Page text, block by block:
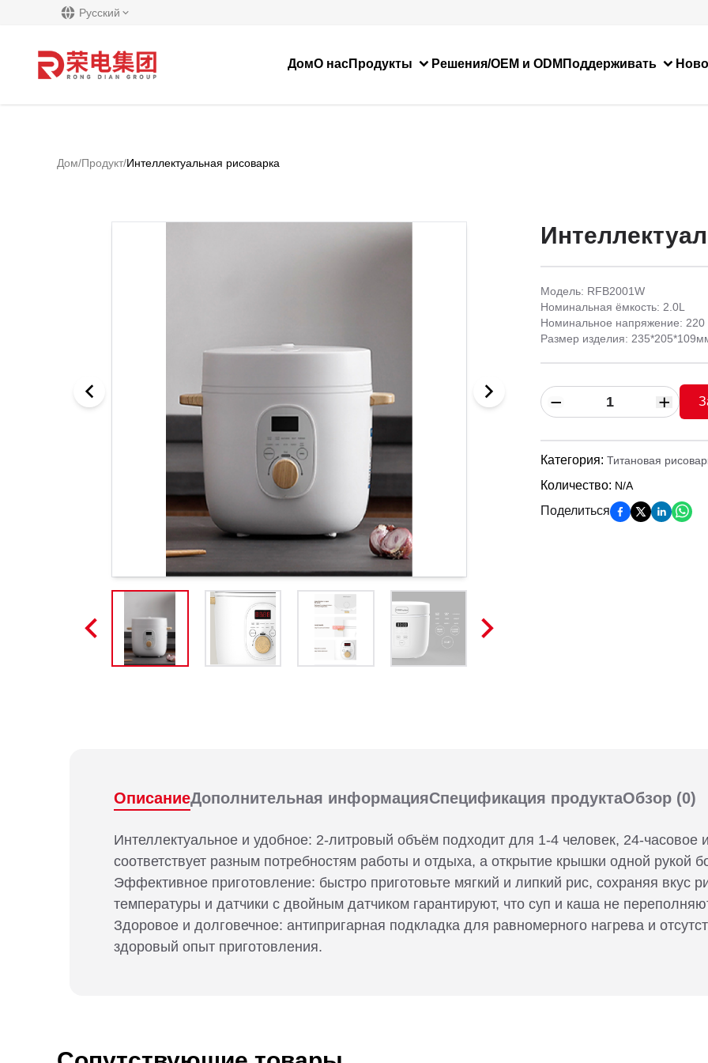
Русский
ДомО насПродукты Решения/OEM и ODM Поддерживать
Дом/Продукт/Интеллектуальная рисоварка
Модель: RFB2001W
Номинальная ёмкость: 2.0L
Номинальное напряжение:
Размер изделия:
Категория: Титановая
Количество: N/A
Поделиться
ОписаниеДополнительная информацияСпецификация продуктаОбзор (0)
Интеллектуальное и удобное: 2-литровый объём подходит для 1-4 человек, 24-часовое
соответствует разным потребностям работы и отдыха, а открытие крышки одной рукой
Эффективное приготовление: быстро приготовьте мягкий и липкий рис, сохраняя вкус
температуры и датчики с двойным датчиком гарантируют, что суп и каша не
Здоровое и долговечное: антипригарная подкладка для равномерного нагрева и
здоровый опыт приготовления.